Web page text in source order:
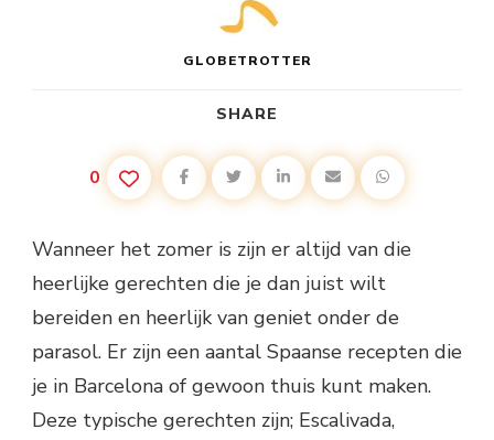
GLOBETROTTER
SHARE
0
Wanneer het zomer is zijn er altijd van die
heerlijke gerechten die je dan juist wilt
bereiden en heerlijk van geniet onder de
parasol. Er zijn een aantal Spaanse recepten die
je in Barcelona of gewoon thuis kunt maken.
Deze typische gerechten zijn; Escalivada,